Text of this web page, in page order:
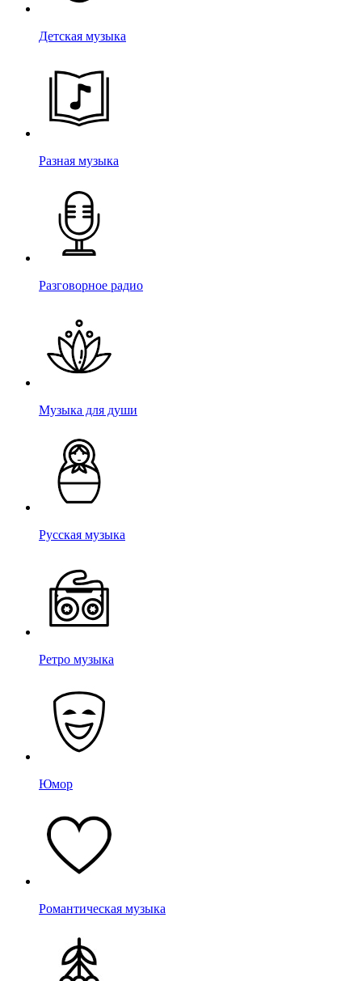
Детская музыка
Разная музыка
Разговорное радио
Музыка для души
Русская музыка
Ретро музыка
Юмор
Романтическая музыка